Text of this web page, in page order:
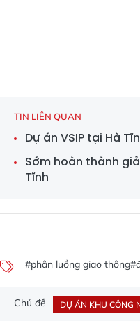
TIN LIÊN QUAN
Dự án VSIP tại Hà
Sớm hoàn thành
Tĩnh
#phân luồng giao thông
Chủ đề DỰ ÁN KHU CÔNG